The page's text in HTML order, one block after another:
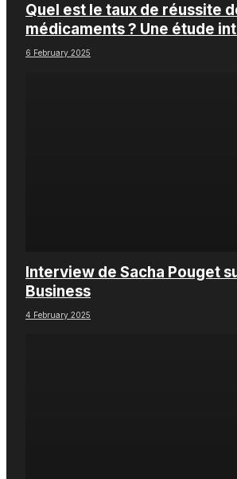
Quel est le taux de réussite
médicaments ? Une étude
chez les Big Pharmas
6 February 2025
Interview de Sacha Pouget
Business
4 February 2025